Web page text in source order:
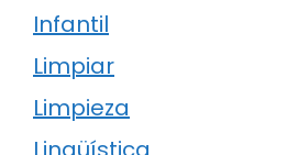
Infantil
Limpiar
Limpieza